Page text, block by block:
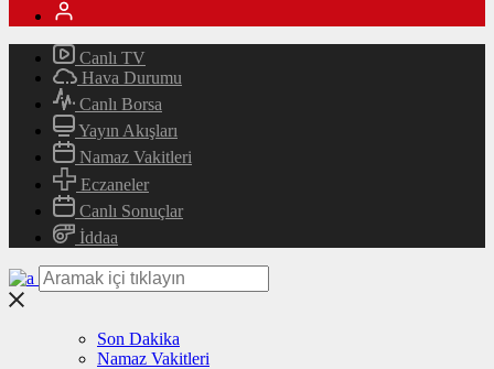
Canlı TV
Hava Durumu
Canlı Borsa
Yayın Akışları
Namaz Vakitleri
Eczaneler
Canlı Sonuçlar
İddaa
Son Dakika
Namaz Vakitleri